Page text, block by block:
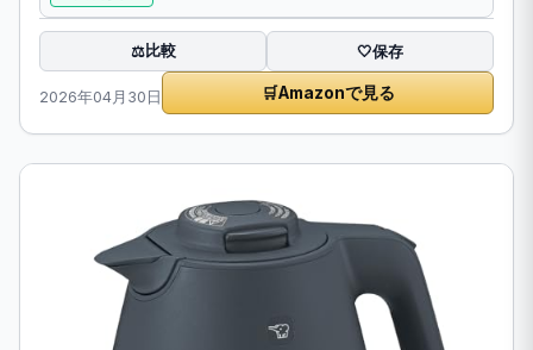
⚖️比較 🤍保存
2026年04月30日 🛒Amazonで見る